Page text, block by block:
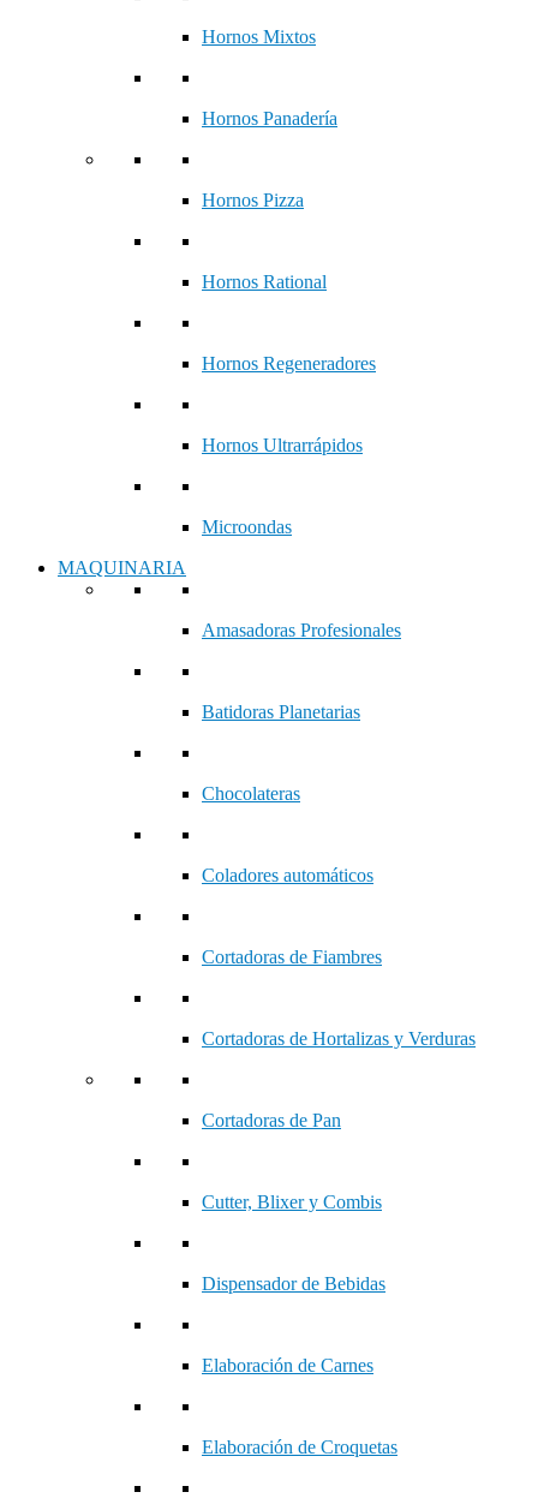
Hornos Mixtos
Hornos Panadería
Hornos Pizza
Hornos Rational
Hornos Regeneradores
Hornos Ultrarrápidos
Microondas
MAQUINARIA
Amasadoras Profesionales
Batidoras Planetarias
Chocolateras
Coladores automáticos
Cortadoras de Fiambres
Cortadoras de Hortalizas y Verduras
Cortadoras de Pan
Cutter, Blixer y Combis
Dispensador de Bebidas
Elaboración de Carnes
Elaboración de Croquetas